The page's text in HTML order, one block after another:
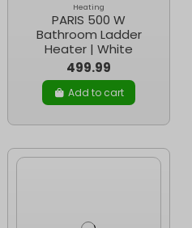
Heating
PARIS 500 W
Bathroom Ladder
Heater | White
499.99
Add to cart